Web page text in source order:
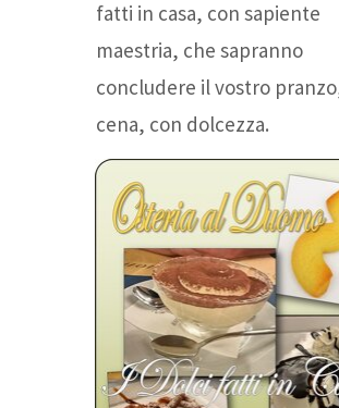
fatti in casa, con sapiente
maestria, che sapranno
concludere il vostro
cena, con dolcezza.